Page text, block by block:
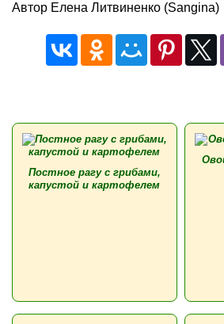
Автор Елена Литвиненко (Sangina)
Постное рагу с грибами,
капустой и картофелем